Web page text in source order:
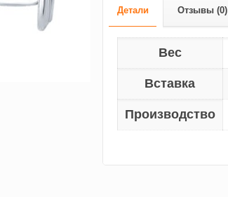
Детали Отзывы (0)
Вес
Вставка
Производство